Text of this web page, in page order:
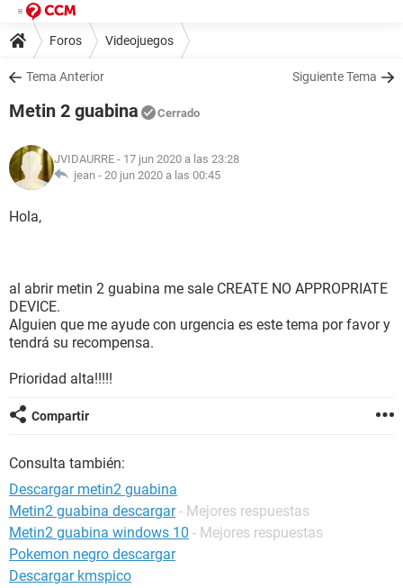
Foros Videojuegos
Tema Anterior Siguiente Tema
Metin 2 guabina Cerrado
JVIDAURRE - 17 jun 2020 a las 23:28
jean - 20 jun 2020 a las 00:45
Hola,
al abrir metin 2 guabina me sale CREATE NO APPROPRIATE
DEVICE.
Alguien que me ayude con urgencia es este tema por favor y
tendrá su recompensa.
Prioridad alta!!!!!
Compartir
Consulta también:
Descargar metin2 guabina
Metin2 guabina descargar - Mejores respuestas
Metin2 guabina windows 10 - Mejores respuestas
Pokemon negro descargar
Descargar kmspico